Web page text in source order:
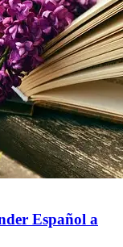
Español a